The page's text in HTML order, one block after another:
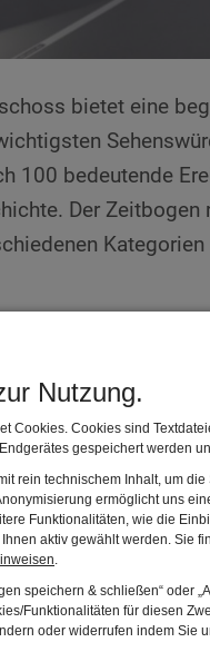
Nutzung.
Cookies. Cookies sind
gespeichert werden
rein technischem Inhalt, um
ermöglicht uns
Funktionalitäten, wie die
aktiv gewählt werden. Sie
.
speichern & schließen“ oder
Funktionalitäten für diesen
oder widerrufen indem Sie
bietet eine
100 bedeutende
Der Zeitbogen